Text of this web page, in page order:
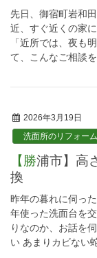
先日、御宿町岩和
近、すぐ近くの家
「近所では、夜も
て、こんなご相談
2026年3月19日
洗面所のリフォーム
【勝浦市】高さが高く掃除のしやすい洗面台に交
換
昨年の暮れに伺っ
年使った洗面台を
りなのか、お話を
い あまりカビない